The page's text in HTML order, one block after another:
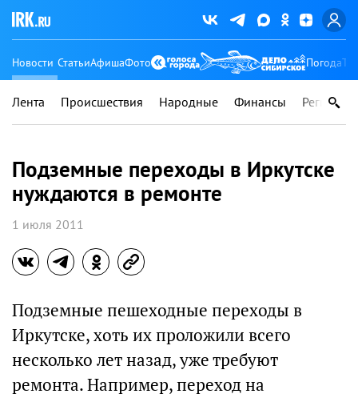
Новости СтатьиАфишаФото Погода
Лента Происшествия Народные Финансы Регионы
Подземные переходы в Иркутске
нуждаются в ремонте
1 июля 2011
Подземные пешеходные переходы в
Иркутске, хоть их проложили всего
несколько лет назад, уже требуют
ремонта. Например, переход на